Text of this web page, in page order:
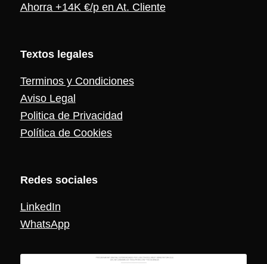
Ahorra +14K €/p en At. Cliente
Textos legales
Terminos y Condiciones
Aviso Legal
Politica de Privacidad
Política de Cookies
Redes sociales
LinkedIn
WhatsApp